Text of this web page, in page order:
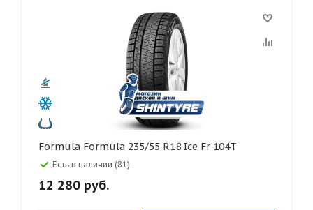
Formula Formula 235/55 R18 Ice Fr 104T
Есть в наличии (81)
12 280 руб.